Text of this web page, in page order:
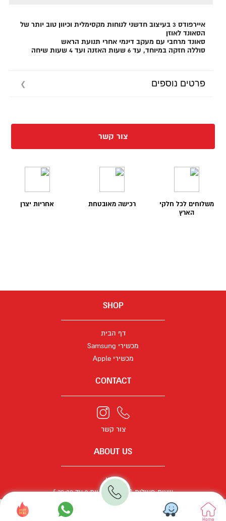
Home
איירפודס 3 בעיצוב חדשני לנוחות מקסימלית וכיוון טוב יותר של
הסאונד לאוזן
סאונד מרחבי עם מעקב דינמי אחרי תנועת הראש
סוללה חזקה במיוחד, עד 6 שעות האזנה ועד 4 שעות שיחה
פרטים נוספים
צור קשר
משלוחים לכל חלקי
הארץ
רכישה מאובטחת אחריות יצרן
SHOP
דף הבית
מכשירי Samsung
מכשירי Apple
CONTACT
צור קשר
ABOUT US
תקנון
שעות פעילות ( א - ה משעות 9 עד 20:00 )
אביב פון תקשורת